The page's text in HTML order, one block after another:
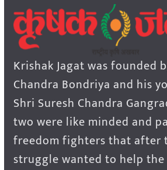
Krishak Jagat was founded
Chandra Bondriya and his
Shri Suresh Chandra
two were like minded and
freedom fighters that after
struggle wanted to help